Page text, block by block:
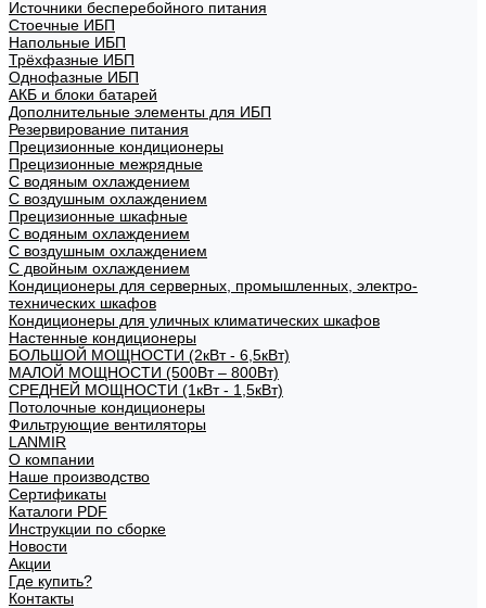
Источники бесперебойного питания
Стоечные ИБП
Напольные ИБП
Трёхфазные ИБП
Однофазные ИБП
АКБ и блоки батарей
Дополнительные элементы для ИБП
Резервирование питания
Прецизионные кондиционеры
Прецизионные межрядные
С водяным охлаждением
С воздушным охлаждением
Прецизионные шкафные
С водяным охлаждением
С воздушным охлаждением
С двойным охлаждением
Кондиционеры для серверных, промышленных, электро-
технических шкафов
Кондиционеры для уличных климатических шкафов
Настенные кондиционеры
БОЛЬШОЙ МОЩНОСТИ (2кВт - 6,5кВт)
МАЛОЙ МОЩНОСТИ (500Вт – 800Вт)
СРЕДНЕЙ МОЩНОСТИ (1кВт - 1,5кВт)
Потолочные кондиционеры
Фильтрующие вентиляторы
LANMIR
О компании
Наше производство
Сертификаты
Каталоги PDF
Инструкции по сборке
Новости
Акции
Где купить?
Контакты